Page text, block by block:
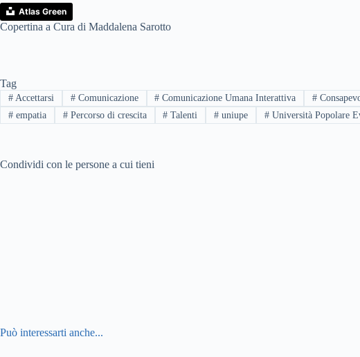
Atlas Green
Copertina a Cura di Maddalena Sarotto
Tag
#Accettarsi #Comunicazione # Comunicazione Umana Interattiva #
#empatia #Percorso di crescita # Talenti # uniupe # Università Popolare
Condividi con le persone a cui tieni
Può interessarti anche...